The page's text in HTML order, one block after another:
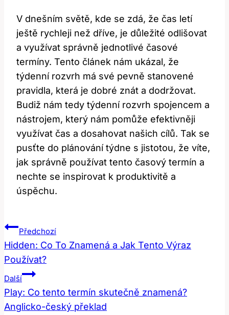
V dnešním světě, kde se zdá, že čas letí
ještě rychleji než dříve, je důležité odlišovat
a využívat správně jednotlivé časové
termíny. Tento článek nám ukázal, že
týdenní rozvrh má své pevně stanovené
pravidla, která je dobré znát a dodržovat.
Budiž nám tedy týdenní rozvrh spojencem a
nástrojem, který nám pomůže efektivněji
využívat čas a dosahovat našich cílů. Tak se
pusťte do plánování týdne s jistotou, že víte,
jak správně používat tento časový termín a
nechte se inspirovat k produktivitě a
úspěchu.
Navigace
Pro
Příspěvek
Předchozí
Hidden: Co To Znamená a Jak Tento Výraz
Používat?
Další
Play: Co tento termín skutečně znamená?
Anglicko-český překlad